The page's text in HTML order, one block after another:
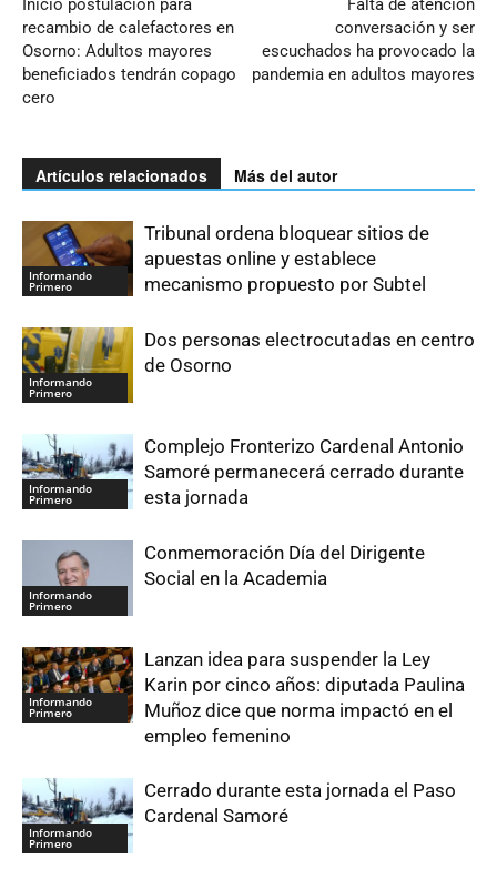
Inició postulación para
recambio de calefactores en
Osorno: Adultos mayores
beneficiados tendrán copago
cero
Falta de atención
conversación y ser
escuchados ha provocado la
pandemia en adultos mayores
Artículos relacionados Más del autor
Informando
Primero
Tribunal ordena bloquear sitios de
apuestas online y establece
mecanismo propuesto por Subtel
Informando
Primero
Dos personas electrocutadas en centro
de Osorno
Informando
Primero
Complejo Fronterizo Cardenal Antonio
Samoré permanecerá cerrado durante
esta jornada
Informando
Primero
Conmemoración Día del Dirigente
Social en la Academia
Informando
Primero
Lanzan idea para suspender la Ley
Karin por cinco años: diputada Paulina
Muñoz dice que norma impactó en el
empleo femenino
Informando
Primero
Cerrado durante esta jornada el Paso
Cardenal Samoré